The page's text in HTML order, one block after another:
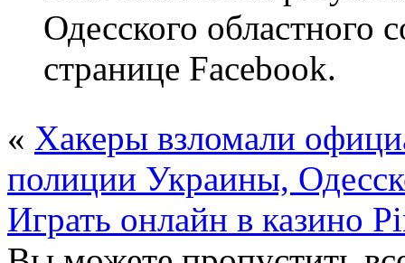
Одесского областного
странице Facebook.
« Хакеры взломали
полиции Украины,
Играть онлайн в казино